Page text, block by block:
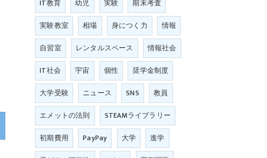
IT教育
幼児 実験
期末考査
実験教室
相場 身につく力
情報
自習室
レンタルスペース
情報社会
IT社会
宇宙 個性
奨学金制度
大学受験
ニュース SNS
教員
エメットの法則
STEAMライブラリー
初期費用
PayPay 大学
進学